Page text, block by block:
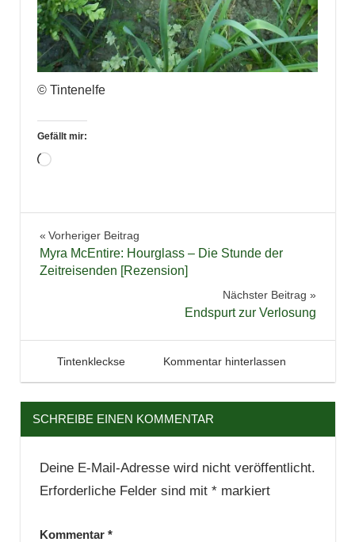
© Tintenelfe
Gefällt mir:
Wird
Lesen
Beitragsnavigation
Vorheriger Beitrag
Myra McEntire: Hourglass – Die Stunde der
Zeitreisenden [Rezension]
Nächster Beitrag
Endspurt zur Verlosung
16. Mai 2012
Tintenhain
Tintenkleckse Kommentar hinterlassen
SCHREIBE EINEN KOMMENTAR
Deine E-Mail-Adresse wird nicht veröffentlicht.
Erforderliche Felder sind mit *markiert
Kommentar *